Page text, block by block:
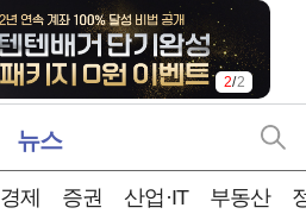
1/2
뉴스
경제 증권 산업·IT 부동산